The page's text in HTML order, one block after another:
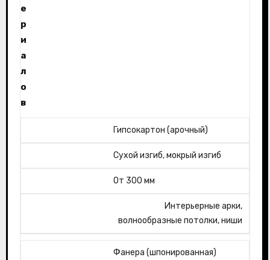
е
р
и
а
л
о
в
Гипсокартон (арочный)
Сухой изгиб, мокрый изгиб
От 300 мм
Интерьерные арки,
волнообразные потолки, ниши
Фанера (шпонированная)